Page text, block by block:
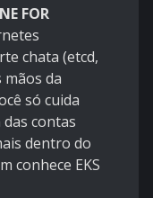
FOR
chata (etcd,
mãos da
só cuida
contas
dentro do
conhece EKS